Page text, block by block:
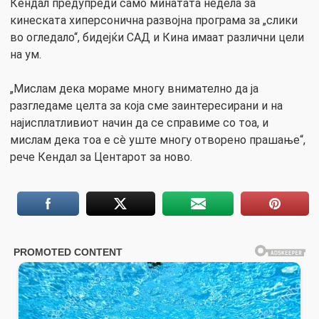
Кендал предупреди само минатата недела за
кинеската хиперсонична развојна програма за „слики
во огледало“, бидејќи САД и Кина имаат различни цели
на ум.
„Мислам дека мораме многу внимателно да ја
разгледаме целта за која сме заинтересирани и на
најисплатливиот начин да се справиме со тоа, и
мислам дека тоа е сè уште многу отворено прашање“,
рече Кендал за Центарот за ново.